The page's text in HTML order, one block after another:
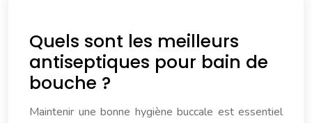
Quels sont les meilleurs
antiseptiques pour bain de
bouche ?
Maintenir une bonne hygiène buccale est essentiel